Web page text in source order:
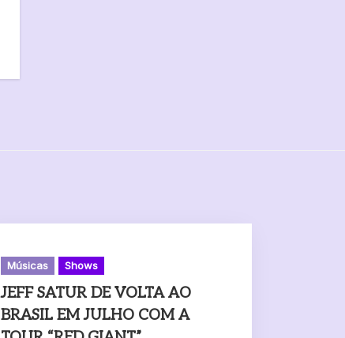
Músicas Shows
JEFF SATUR DE VOLTA AO
BRASIL EM JULHO COM A